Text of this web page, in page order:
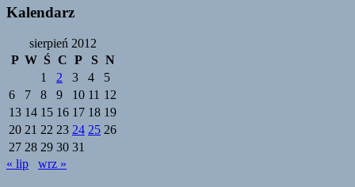
Kalendarz
sierpień 2012
P W Ś C P S N
1
2 3 4
5
6
7 8 9 10 11 12
13 14 15 16 17 18 19
20 21 22 23 24 25 26
27 28 29 30 31
« lip
wrz »